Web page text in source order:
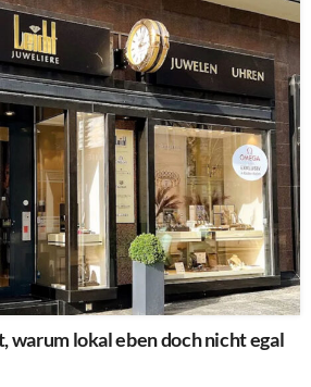
warum lokal eben doch nicht egal